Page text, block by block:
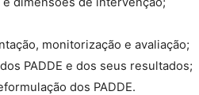
monitorização e avaliação;
PADDE e dos seus resultados;
dos PADDE.